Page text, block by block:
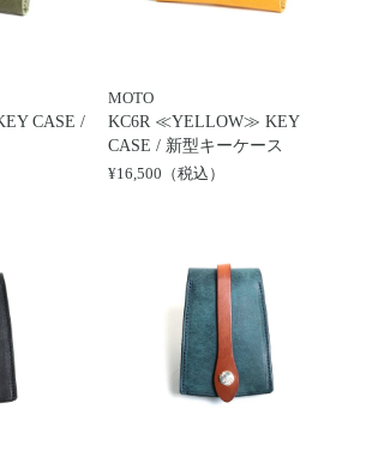
CASE /
MOTO
KC6R ≪YELLOW≫ KEY
CASE / 新型キーケース
¥16,500（税込）